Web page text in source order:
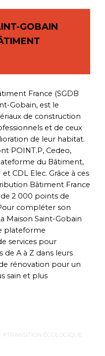
GOBAIN
France (SGDB
Gobain, est le
de construction
et de ceux
de leur habitat.
POINT.P, Cedeo,
du Bâtiment,
CDL Elec. Grâce à ces
Bâtiment France
de 2 000 points de
compléter son
Maison Saint-Gobain
plateforme
services pour
de A à Z dans leurs
rénovation pour un
sain et plus
TRANSITION ÉCOLOGIQUE